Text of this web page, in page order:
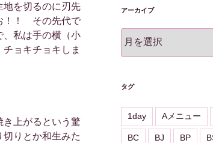
地を切るのに刃先
！！ その先代で
、私は手の横（小
ョキチョキしま
き上がるという驚
りとか和生みた
ー
アーカイブ
ー
カ
ブ
タグ
1day Aメニュー
BC BJ BP